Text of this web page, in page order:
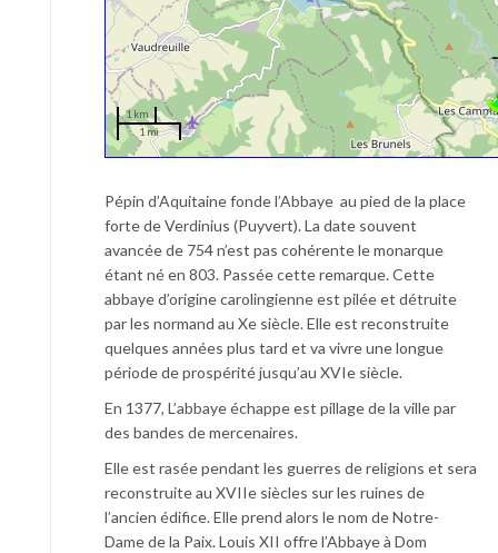
1 km
1 mi
Pépin d’Aquitaine fonde l’Abbaye au pied de la place
forte de Verdinius (Puyvert). La date souvent
avancée de 754 n’est pas cohérente le monarque
étant né en 803. Passée cette remarque. Cette
abbaye d’origine carolingienne est pilée et détruite
par les normand au Xe siècle. Elle est reconstruite
quelques années plus tard et va vivre une longue
période de prospérité jusqu’au XVIe siècle.
En 1377, L’abbaye échappe est pillage de la ville par
des bandes de mercenaires.
Elle est rasée pendant les guerres de religions et sera
reconstruite au XVIIe siècles sur les ruines de
l’ancien édifice. Elle prend alors le nom de Notre-
Dame de la Paix. Louis XII offre l’Abbaye à Dom